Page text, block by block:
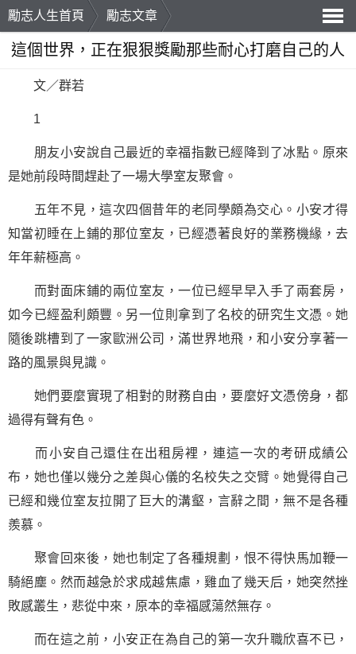
勵志人生首頁
勵志文章
導
這個世界，正在狠狠獎勵那些耐心打磨自己的人
文／群若
1
朋友小安說自己最近的幸福指數已經降到了冰點。原來
是她前段時間趕赴了一場大學室友聚會。
五年不見，這次四個昔年的老同學頗為交心。小安才得
知當初睡在上鋪的那位室友，已經憑著良好的業務機緣，去
年年薪極高。
而對面床鋪的兩位室友，一位已經早早入手了兩套房，
如今已經盈利頗豐。另一位則拿到了名校的研究生文憑。她
隨後跳槽到了一家歐洲公司，滿世界地飛，和小安分享著一
路的風景與見識。
她們要麼實現了相對的財務自由，要麼好文憑傍身，都
過得有聲有色。
而小安自己還住在出租房裡，連這一次的考研成績公
布，她也僅以幾分之差與心儀的名校失之交臂。她覺得自己
已經和幾位室友拉開了巨大的溝壑，言辭之間，無不是各種
羨慕。
聚會回來後，她也制定了各種規劃，恨不得快馬加鞭一
騎絕塵。然而越急於求成越焦慮，雞血了幾天后，她突然挫
敗感叢生，悲從中來，原本的幸福感蕩然無存。
而在這之前，小安正在為自己的第一次升職欣喜不已，